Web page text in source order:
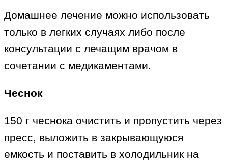
Домашнее лечение можно использовать
только в легких случаях либо после
консультации с лечащим врачом в
сочетании с медикаментами.
Чеснок
150 г чеснока очистить и пропустить через
пресс, выложить в закрывающуюся
емкость и поставить в холодильник на